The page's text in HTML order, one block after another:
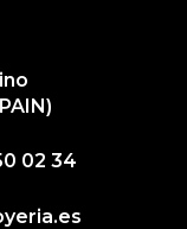
02 34